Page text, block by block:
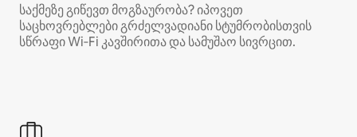
საქმეზე გიწევთ მოგზაურობა? იპოვეთ
საცხოვრებლები გრძელვადიანი სტუმრობისთვის
სწრაფი Wi‑Fi კავშირითა და სამუშაო სივრცით.